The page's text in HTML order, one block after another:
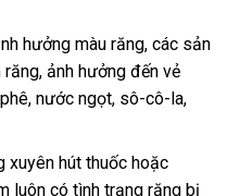
hưởng màu răng, các sản
ảnh hưởng đến vẻ
nước ngọt, sô-cô-la,
xuyên hút thuốc hoặc
luôn có tình trạng răng bị